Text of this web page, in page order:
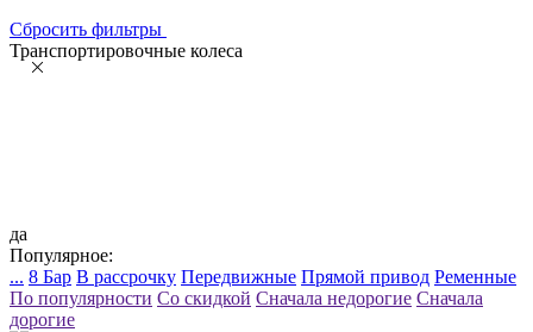
Сбросить фильтры
Транспортировочные колеса
да
Популярное:
... 8 Бар В рассрочку Передвижные Прямой привод Ременные
По популярности Со скидкой Сначала недорогие Сначала
дорогие